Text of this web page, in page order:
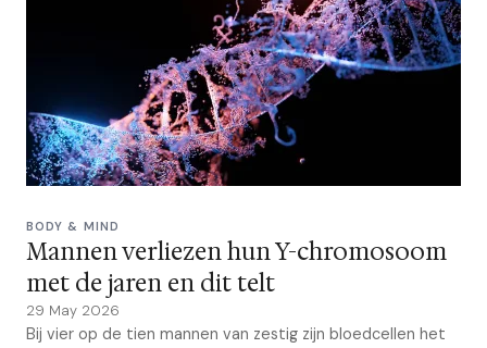
BODY & MIND
Mannen verliezen hun Y-chromosoom
met de jaren en dit telt
29 May 2026
Bij vier op de tien mannen van zestig zijn bloedcellen het